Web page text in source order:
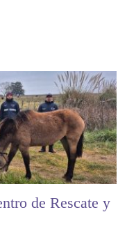
de Rescate y